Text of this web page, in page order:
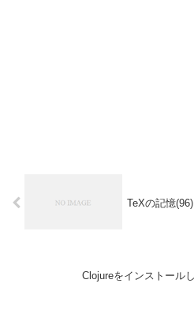
TeXの記憶
Clojureをインストール